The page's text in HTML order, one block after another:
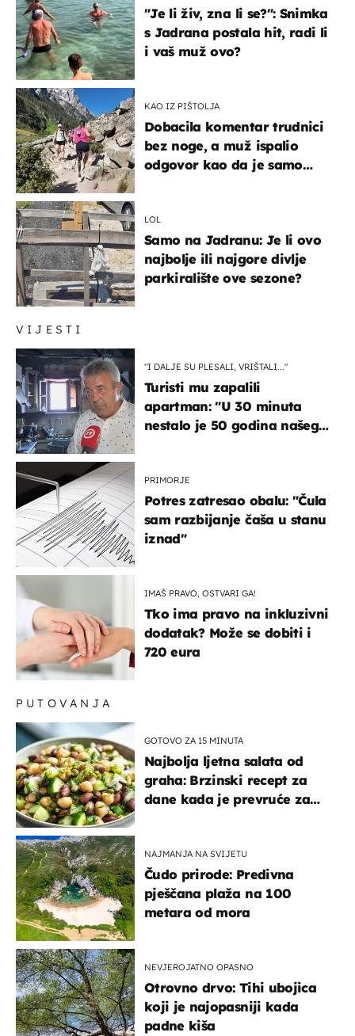
VIJESTI
"I DALJE SU PLESALI, VRIŠTALI..."
Turisti mu zapalili
apartman: "U 30 minuta
nestalo je 50 godina našeg
PRIMORJE
Potres zatresao obalu: "Čula
sam razbijanje čaša u stanu
iznad"
IMAŠ PRAVO, OSTVARI GA!
Tko ima pravo na inkluzivni
dodatak? Može se dobiti i
720 eura
"Je li živ, zna li se?": Snimka
s Jadrana postala hit, radi li
i vaš muž ovo?
KAO IZ PIŠTOLJA
Dobacila komentar trudnici
bez noge, a muž ispalio
odgovor kao da je samo
LOL
Samo na Jadranu: Je li ovo
najbolje ili najgore divlje
parkiralište ove sezone?
PUTOVANJA
GOTOVO ZA 15 MINUTA
Najbolja ljetna salata od
graha: Brzinski recept za
dane kada je prevruće za
NAJMANJA NA SVIJETU
Čudo prirode: Predivna
pješčana plaža na 100
metara od mora
NEVJEROJATNO OPASNO
Otrovno drvo: Tihi ubojica
koji je najopasniji kada
padne kiša